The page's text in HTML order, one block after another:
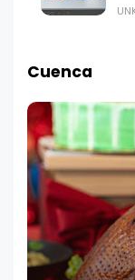
Cuenca